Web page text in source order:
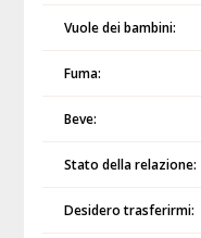
Vuole dei bambini:
Fuma:
Beve:
Stato della relazione:
Desidero trasferirmi: